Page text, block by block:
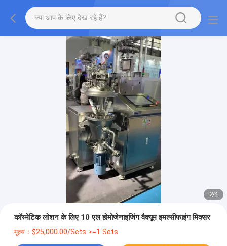
2/4
कॉस्मेटिक लोशन के लिए 10 एल होमोजेनाइजिंग वैक्यूम इमल्सीफाइंग मिक्सर
मूल्य：$25,000.00/Sets >=1 Sets